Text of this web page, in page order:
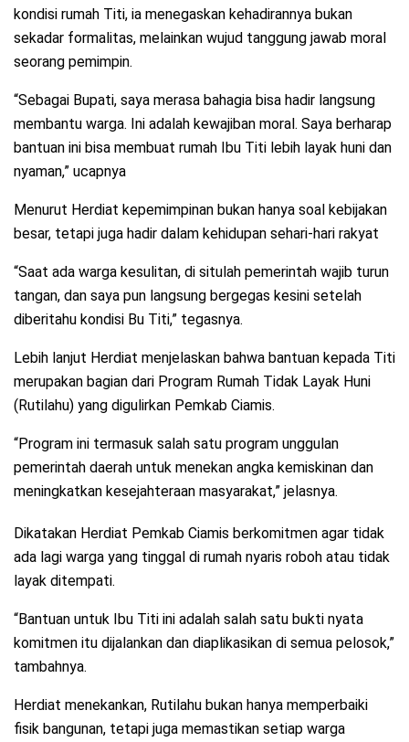
kondisi rumah Titi, ia menegaskan kehadirannya bukan
sekadar formalitas, melainkan wujud tanggung jawab moral
seorang pemimpin.
“Sebagai Bupati, saya merasa bahagia bisa hadir langsung
membantu warga. Ini adalah kewajiban moral. Saya berharap
bantuan ini bisa membuat rumah Ibu Titi lebih layak huni dan
nyaman,” ucapnya
Menurut Herdiat kepemimpinan bukan hanya soal kebijakan
besar, tetapi juga hadir dalam kehidupan sehari-hari rakyat
“Saat ada warga kesulitan, di situlah pemerintah wajib turun
tangan, dan saya pun langsung bergegas kesini setelah
diberitahu kondisi Bu Titi,” tegasnya.
Lebih lanjut Herdiat menjelaskan bahwa bantuan kepada Titi
merupakan bagian dari Program Rumah Tidak Layak Huni
(Rutilahu) yang digulirkan Pemkab Ciamis.
“Program ini termasuk salah satu program unggulan
pemerintah daerah untuk menekan angka kemiskinan dan
meningkatkan kesejahteraan masyarakat,” jelasnya.
Dikatakan Herdiat Pemkab Ciamis berkomitmen agar tidak
ada lagi warga yang tinggal di rumah nyaris roboh atau tidak
layak ditempati.
“Bantuan untuk Ibu Titi ini adalah salah satu bukti nyata
komitmen itu dijalankan dan diaplikasikan di semua pelosok,”
tambahnya.
Herdiat menekankan, Rutilahu bukan hanya memperbaiki
fisik bangunan, tetapi juga memastikan setiap warga